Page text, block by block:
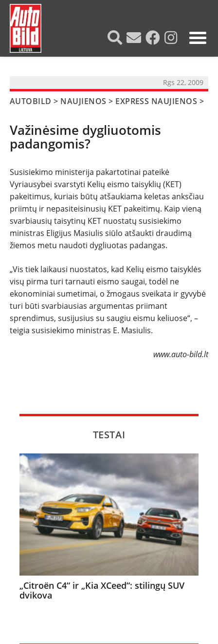
NAUJIENOS
TESTAI
NAUJI
NAUDOTI
REPORTAŽAI
SPORTAS
Rgs 22, 2009
AUTOBILD > NAUJIENOS > EXPRESS NAUJIENOS >
Važinėsime dygliuotomis
padangomis?
Susisiekimo ministerija pakartotinai pateikė
Vyriausybei svarstyti Kelių eismo taisyklių (KET)
pakeitimus, kuriais būtų atšaukiama keletas anksčiau
priimtų ir nepasiteisinusių KET pakeitimų. Kaip vieną
svarbiausių taisytinų KET nuostatų susisiekimo
ministras Eligijus Masiulis siūlo atšaukti draudimą
žiemos metu naudoti dygliuotas padangas.
„Vis tiek laikausi nuostatos, kad Kelių eismo taisyklės
visų pirma turi tarnauti eismo saugai, todėl ne
ekonominiai sumetimai, o žmogaus sveikata ir gyvybė
turi būti svarbiausias argumentas priimant
sprendimus, susijusius su saugiu eismu keliuose“, –
teigia susisiekimo ministras E. Masiulis.
www.auto-bild.lt
TESTAI
„Citroën C4“ ir „Kia XCeed“: stilingų SUV
dvikova